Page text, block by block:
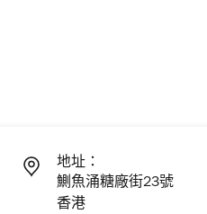
地址：
鰂魚涌糖廠街23號
香港